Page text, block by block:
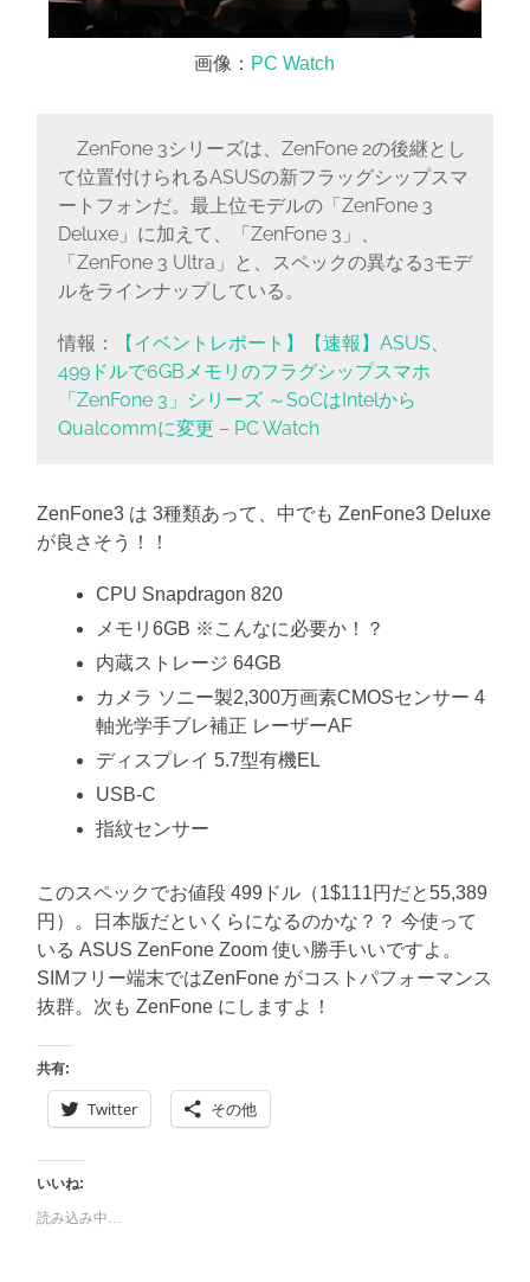
画像： PC Watch
ZenFone 3シリーズは、ZenFone 2の後継とし
て位置付けられるASUSの新フラッグシップスマ
ートフォンだ。最上位モデルの「ZenFone 3
Deluxe」に加えて、「ZenFone 3」、
「ZenFone 3 Ultra」と、スペックの異なる3モデ
ルをラインナップしている。
情報：
【イベントレポート】【速報】ASUS、
499ドルで6GBメモリのフラグシップスマホ
「ZenFone 3」シリーズ ～SoCはIntelから
Qualcommに変更 – PC Watch
ZenFone3 は 3種類あって、中でも ZenFone3 Deluxe
が良さそう！！
CPU Snapdragon 820
メモリ6GB ※こんなに必要か！？
内蔵ストレージ 64GB
カメラ ソニー製2,300万画素CMOSセンサー 4
軸光学手ブレ補正 レーザーAF
ディスプレイ 5.7型有機EL
USB-C
指紋センサー
このスペックでお値段 499ドル（1$111円だと55,389
円）。日本版だといくらになるのかな？？ 今使って
いる ASUS ZenFone Zoom 使い勝手いいですよ。
SIMフリー端末ではZenFone がコストパフォーマンス
抜群。次も ZenFone にしますよ！
共有:
Twitter その他
いいね:
読み込み中…